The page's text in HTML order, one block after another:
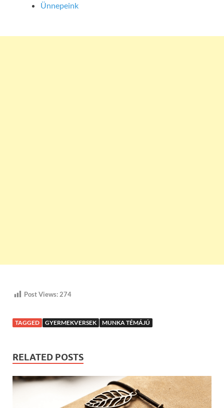
Ünnepeink
Post Views: 274
TAGGED GYERMEKVERSEK MUNKA TÉMÁJÚ
RELATED POSTS